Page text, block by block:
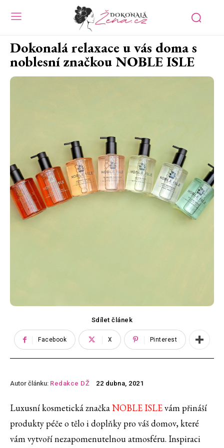
Dokonalá relaxace u vás doma s
noblesní značkou NOBLE ISLE
Sdílet článek
Facebook X Pinterest
Autor článku: Redakce DŽ 22 dubna, 2021
Luxusní kosmetická značkaNOBLE ISLEvám přináší
produkty péče o tělo i doplňky pro váš domov, které
vám vytvoří nezapomenutelnou atmosféru. Inspiraci